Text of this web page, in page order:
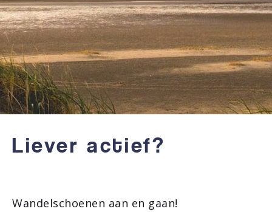
Liever actief?
Wandelschoenen aan en gaan!